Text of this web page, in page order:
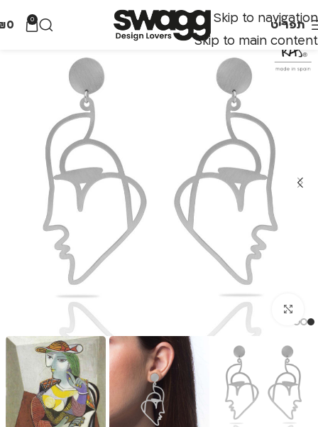
Skip to navigation
Skip to main content
תפריט 0
0
לחצו להגדלה